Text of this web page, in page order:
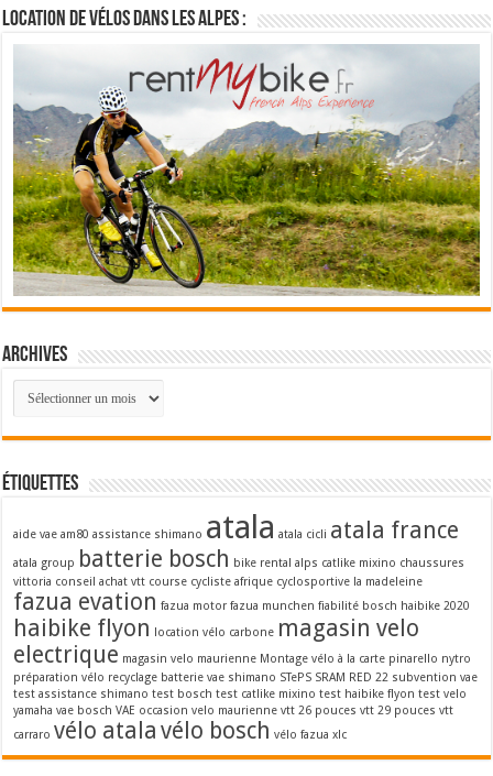
Location de vélos dans les Alpes :
Archives
Archives
Étiquettes
aide vae am80 assistance shimano atala atala cicli atala france
atala group batterie bosch bike rental alps catlike mixino chaussures
vittoria conseil achat vtt course cycliste afrique cyclosportive la madeleine
fazua evation fazua motor fazua munchen fiabilité bosch haibike 2020
haibike flyon location vélo carbone magasin velo
electrique magasin velo maurienne Montage vélo à la carte pinarello nytro
préparation vélo recyclage batterie vae shimano STePS SRAM RED 22 subvention vae
test assistance shimano test bosch test catlike mixino test haibike flyon test velo
yamaha vae bosch VAE occasion velo maurienne vtt 26 pouces vtt 29 pouces vtt
carraro vélo atala vélo bosch vélo fazua xlc